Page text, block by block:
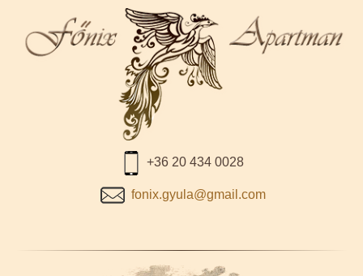
+36 20 434 0028
fonix.gyula@gmail.com